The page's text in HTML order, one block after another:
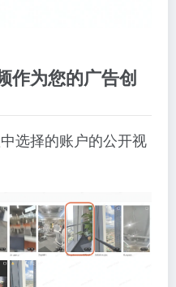
作为您的广告创
选择的账户的公开视